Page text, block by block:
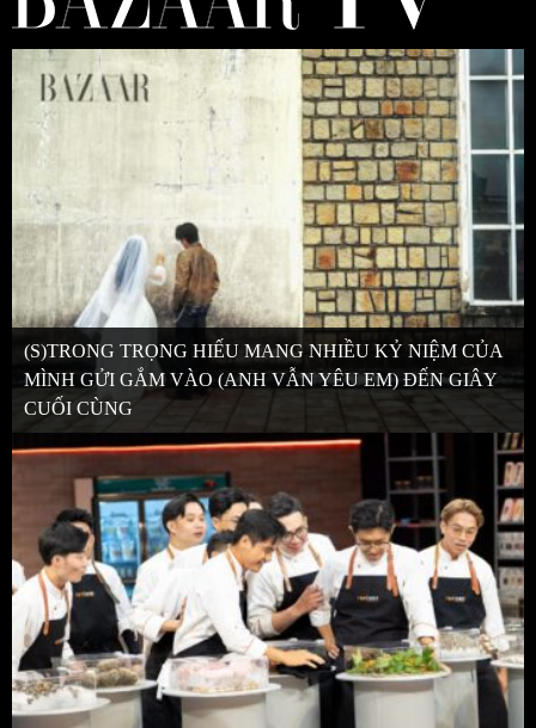
(S)TRONG TRỌNG HIẾU MANG NHIỀU KỶ NIỆM CỦA
MÌNH GỬI GẮM VÀO (ANH VẪN YÊU EM) ĐẾN GIÂY
CUỐI CÙNG